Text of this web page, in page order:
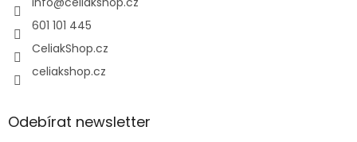
601 101 445
CeliakShop.cz
celiakshop.cz
Odebírat newsletter